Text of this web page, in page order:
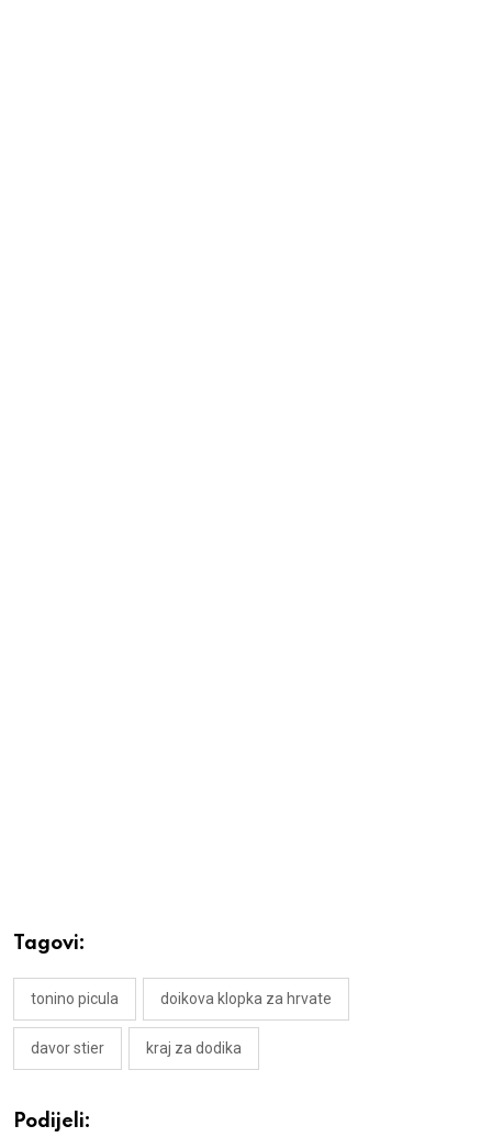
Tagovi:
tonino picula doikova klopka za hrvate
davor stier kraj za dodika
Podijeli: